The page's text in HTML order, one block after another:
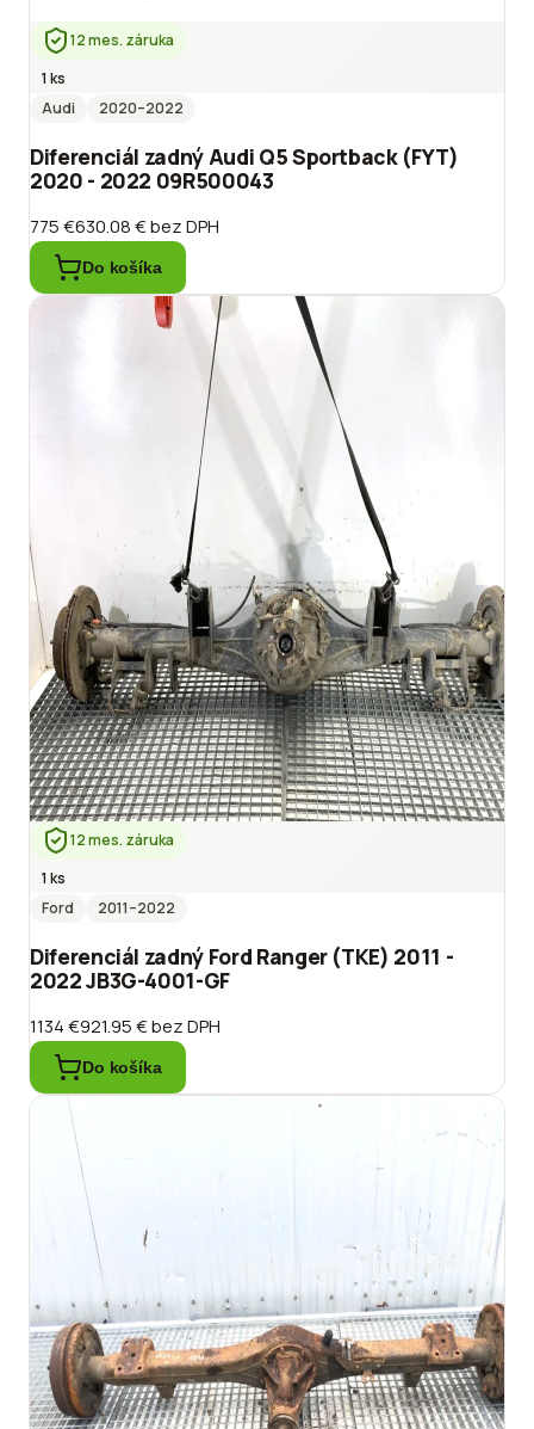
12 mes. záruka
1 ks
Audi
2020–2022
Diferenciál zadný Audi Q5 Sportback (FYT)
2020 - 2022 09R500043
775 €630.08 €bez DPH
Do košíka
12 mes. záruka
1 ks
Ford
2011–2022
Diferenciál zadný Ford Ranger (TKE) 2011 -
2022 JB3G-4001-GF
1134 €921.95 €bez DPH
Do košíka